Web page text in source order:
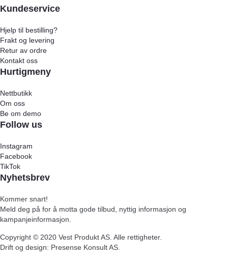
Kundeservice
Hjelp til bestilling?
Frakt og levering
Retur av ordre
Kontakt oss
Hurtigmeny
Nettbutikk
Om oss
Be om demo
Follow us
Instagram
Facebook
TikTok
Nyhetsbrev
Kommer snart!
Meld deg på for å motta gode tilbud, nyttig informasjon og
kampanjeinformasjon.
Copyright © 2020 Vest Produkt AS. Alle rettigheter.
Drift og design: Presense Konsult AS.